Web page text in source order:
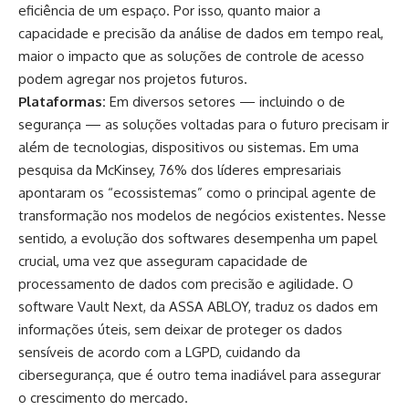
eficiência de um espaço. Por isso, quanto maior a
capacidade e precisão da análise de dados em tempo real,
maior o impacto que as soluções de controle de acesso
podem agregar nos projetos futuros.
Plataformas: Em diversos setores — incluindo o de
segurança — as soluções voltadas para o futuro precisam ir
além de tecnologias, dispositivos ou sistemas. Em uma
pesquisa da McKinsey, 76% dos líderes empresariais
apontaram os “ecossistemas” como o principal agente de
transformação nos modelos de negócios existentes. Nesse
sentido, a evolução dos softwares desempenha um papel
crucial, uma vez que asseguram capacidade de
processamento de dados com precisão e agilidade. O
software Vault Next, da ASSA ABLOY, traduz os dados em
informações úteis, sem deixar de proteger os dados
sensíveis de acordo com a LGPD, cuidando da
cibersegurança, que é outro tema inadiável para assegurar
o crescimento do mercado.